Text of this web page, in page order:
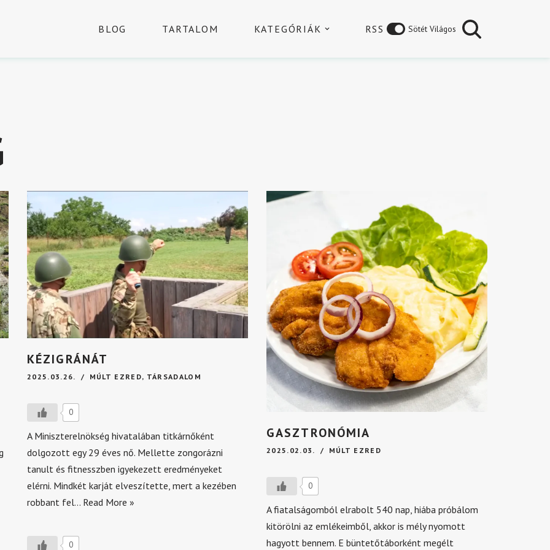
BLOG TARTALOM KATEGÓRIÁK RSS Sötét Világos
KÉZIGRÁNÁT
2025.03.26. MÚLT EZRED, TÁRSADALOM
0
A Miniszterelnökség hivatalában titkárnőként
dolgozott egy 29 éves nő. Mellette zongorázni
tanult és fitnesszben igyekezett eredményeket
elérni. Mindkét karját elveszítette, mert a kezében
robbant fel… Read More »
0
GASZTRONÓMIA
2025.02.03. MÚLT EZRED
0
A fiatalságomból elrabolt 540 nap, hiába próbálom
kitörölni az emlékeimből, akkor is mély nyomott
hagyott bennem. E büntetőtáborként megélt